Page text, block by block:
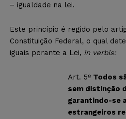
– igualdade na lei.
Este princípio é regido pelo
Constituição Federal, o qual
iguais perante a Lei, in verbis:
Art. 5º Todos
sem distinção
garantindo-se
estrangeiros